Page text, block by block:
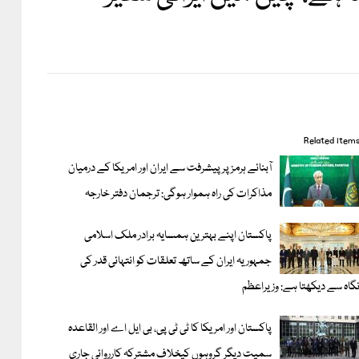
Related items
آبنائے ہرمز پر پیشرفت سے ایران اور امریکا کے درمیان
مذاکرات کی راہ ہموار ہوگی: ترجمان دفتر خارجہ
پاکستان اپنے بہترین ہمسایہ برادر ملک اسلامی
جمہوریہ ایران کے ساتھ تعلقات کو انتہائی قدر کی
نگاہ سے دیکھتا ہے: وزیراعظم
پاکستان اور امریکا کا ٹی ٹی پی، بی ایل اے اور القاعدہ
سمیت دیگر گروہوں کیخلاف مشترکہ کارروائی جاری